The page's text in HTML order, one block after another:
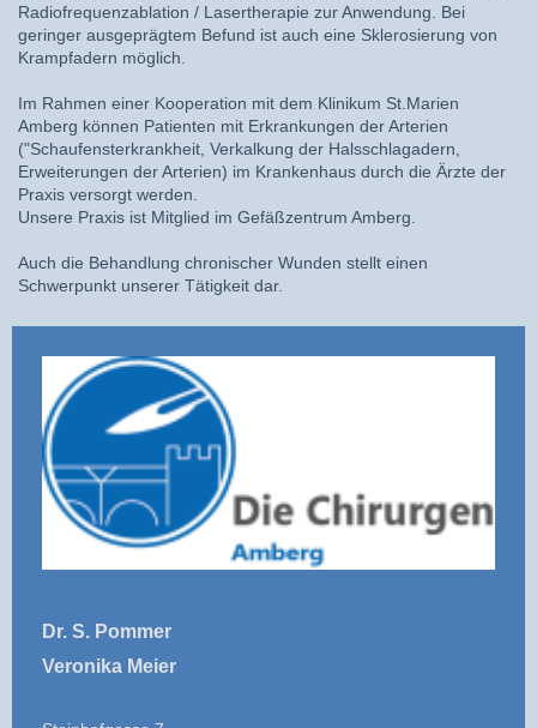
Radiofrequenzablation / Lasertherapie zur Anwendung. Bei
geringer ausgeprägtem Befund ist auch eine Sklerosierung von
Krampfadern möglich.
Im Rahmen einer Kooperation mit dem Klinikum St.Marien
Amberg können Patienten mit Erkrankungen der Arterien
("Schaufensterkrankheit, Verkalkung der Halsschlagadern,
Erweiterungen der Arterien) im Krankenhaus durch die Ärzte der
Praxis versorgt werden.
Unsere Praxis ist Mitglied im Gefäßzentrum Amberg.
Auch die Behandlung chronischer Wunden stellt einen
Schwerpunkt unserer Tätigkeit dar.
Dr. S. Pommer
Veronika Meier